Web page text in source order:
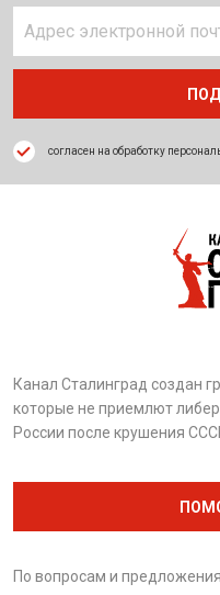
согласен на обработку
Канал Сталинград создан
которые не приемлют
России после крушения
По вопросам и